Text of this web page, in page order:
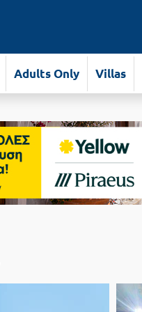
Adults Only Villas